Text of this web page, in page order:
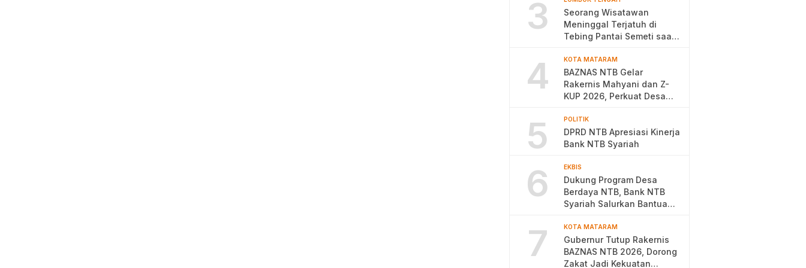
3
Seorang Wisatawan
Meninggal Terjatuh di
Tebing Pantai Semeti saat
4 KOTA MATARAM
BAZNAS NTB Gelar
Rakernis Mahyani dan Z-
KUP 2026, Perkuat Desa
5 POLITIK
DPRD NTB Apresiasi Kinerja
Bank NTB Syariah
6 EKBIS
Dukung Program Desa
Berdaya NTB, Bank NTB
Syariah Salurkan Bantuan
7 KOTA MATARAM
Gubernur Tutup Rakernis
BAZNAS NTB 2026, Dorong
Zakat Jadi Kekuatan